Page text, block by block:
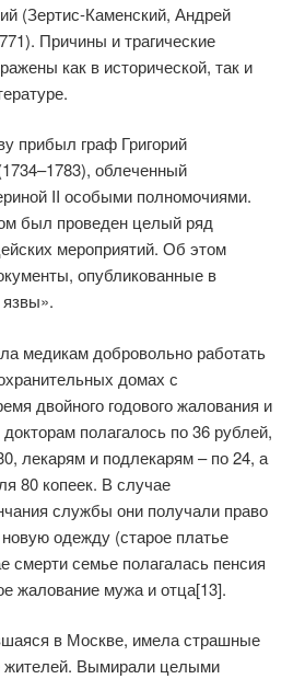
(Зертис-Каменский, Андрей
Причины и трагические
как в исторической, так и
прибыл граф Григорий
облеченный
II особыми полномочиями.
был проведен целый ряд
мероприятий. Об этом
опубликованные в
медикам добровольно работать
домах с
двойного годового жалования и
полагалось по 36 рублей,
лекарям и подлекарям – по 24, а
80 копеек. В случае
службы они получали право
одежду (старое платье
смерти семье полагалась пенсия
жалование мужа и отца[13].
в Москве, имела страшные
жителей. Вымирали целыми